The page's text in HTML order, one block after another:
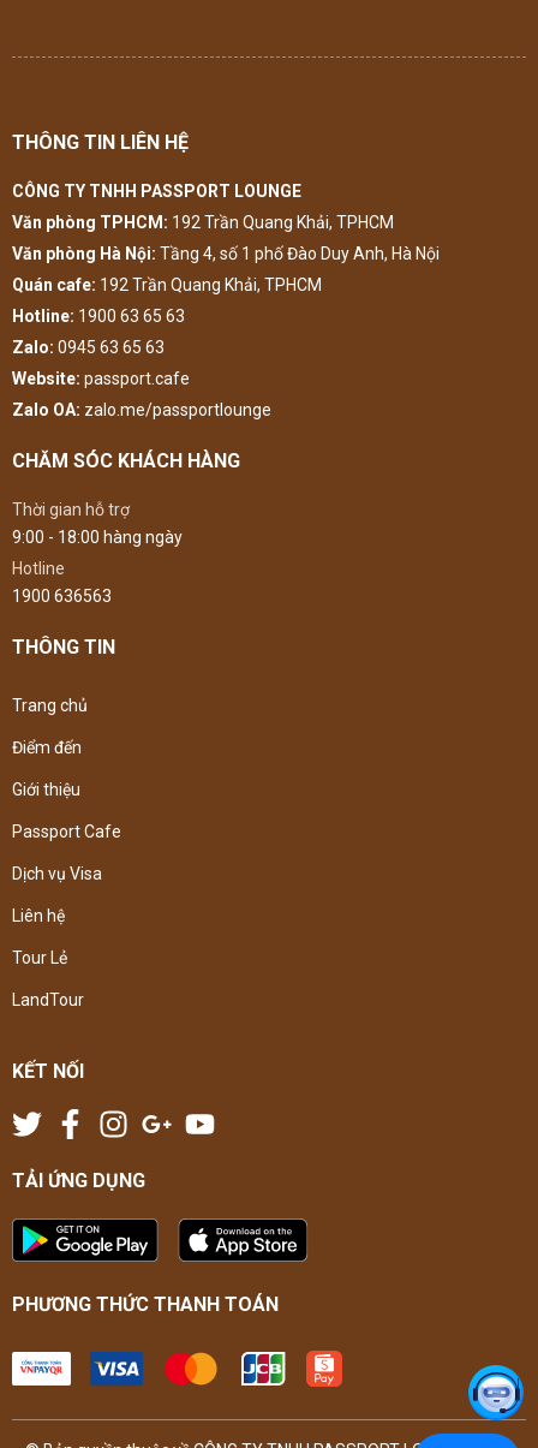
THÔNG TIN LIÊN HỆ
CÔNG TY TNHH PASSPORT LOUNGE
Văn phòng TPHCM: 192 Trần Quang Khải, TPHCM
Văn phòng Hà Nội: Tầng 4, số 1 phố Đào Duy Anh, Hà Nội
Quán cafe: 192 Trần Quang Khải, TPHCM
Hotline: 1900 63 65 63
Zalo: 0945 63 65 63
Website: passport.cafe
Zalo OA: zalo.me/passportlounge
CHĂM SÓC KHÁCH HÀNG
Thời gian hỗ trợ
9:00 - 18:00 hàng ngày
Hotline
1900 636563
THÔNG TIN
Trang chủ
Điểm đến
Giới thiệu
Passport Cafe
Dịch vụ Visa
Liên hệ
Tour Lẻ
LandTour
KẾT NỐI
TẢI ỨNG DỤNG
PHƯƠNG THỨC THANH TOÁN